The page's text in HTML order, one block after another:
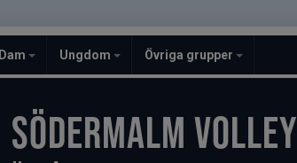
Dam Ungdom Övriga grupper
SÖDERMALM VOLLEY